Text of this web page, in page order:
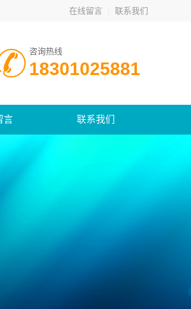
在线留言 联系我们
咨询热线
18301025881
言 联系我们